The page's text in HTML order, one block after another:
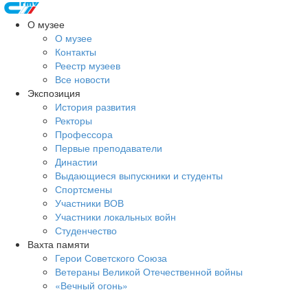
О музее
О музее
Контакты
Реестр музеев
Все новости
Экспозиция
История развития
Ректоры
Профессора
Первые преподаватели
Династии
Выдающиеся выпускники и студенты
Спортсмены
Участники ВОВ
Участники локальных войн
Студенчество
Вахта памяти
Герои Советского Союза
Ветераны Великой Отечественной войны
«Вечный огонь»